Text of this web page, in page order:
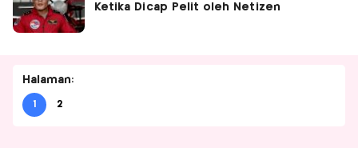
Ketika Dicap Pelit oleh Netizen
Halaman:
1 2